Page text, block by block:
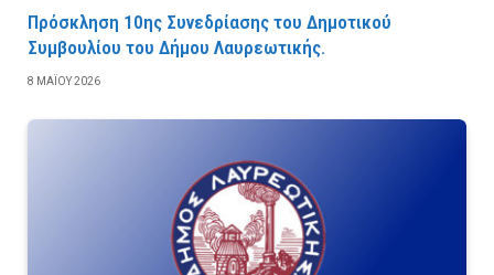
Πρόσκληση 10ης Συνεδρίασης του Δημοτικού
Συμβουλίου του Δήμου Λαυρεωτικής.
8 ΜΑΪ́ΟΥ 2026